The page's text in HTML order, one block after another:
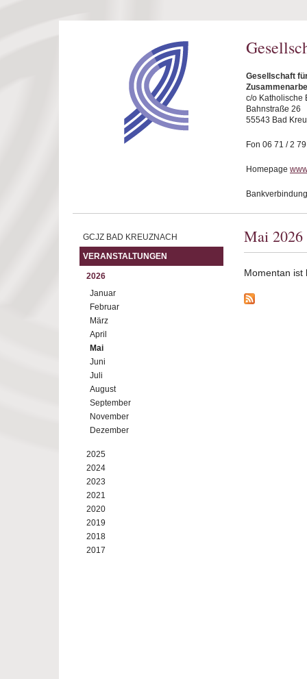
Gesellschaft
c/o Katholische
Bahnstraße 26
55543 Bad
Fon 06 71 / 2
Homepage
GCJZ BAD KREUZNACH
VERANSTALTUNGEN
2026
Januar
Februar
März
April
Mai
Juni
Juli
August
September
November
Dezember
2025
2024
2023
2021
2020
2019
2018
2017
Mai 2026
Momentan ist